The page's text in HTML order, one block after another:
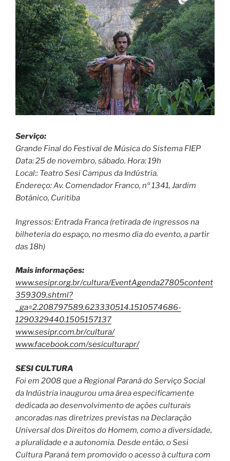
Serviço:
Grande Final do Festival de Música do Sistema FIEP
Data: 25 de novembro, sábado. Hora: 19h
Local:: Teatro Sesi Campus da Indústria.
Endereço: Av. Comendador Franco, nº 1341, Jardim
Botânico, Curitiba
Ingressos: Entrada Franca (retirada de ingressos na
bilheteria do espaço, no mesmo dia do evento, a partir
das 18h)
Mais informações:
www.sesipr.org.br/cultura/EventAgenda27805content
359309.shtml?
_ga=2.208797589.623330514.1510574686-
1290329440.1505157137
www.sesipr.com.br/cultura/
www.facebook.com/sesiculturapr/
SESI CULTURA
Foi em 2008 que a Regional Paraná do Serviço Social
da Indústria inaugurou uma área especificamente
dedicada ao desenvolvimento de ações culturais
ancoradas nas diretrizes previstas na Declaração
Universal dos Direitos do Homem, como a diversidade,
a pluralidade e a autonomia. Desde então, o Sesi
Cultura Paraná tem promovido o acesso à cultura com